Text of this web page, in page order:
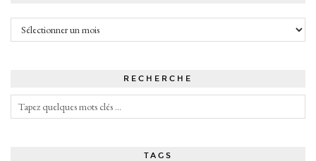
Archives
RECHERCHE
TAGS